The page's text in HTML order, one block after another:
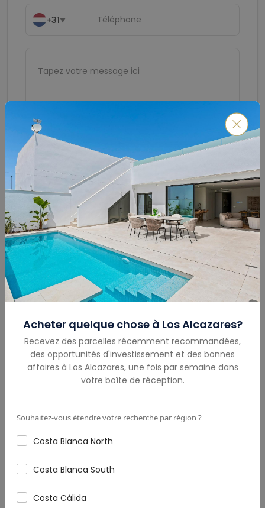
Acheter quelque chose à Los Alcazares?
Recevez des parcelles récemment recommandées,
des opportunités d'investissement et des bonnes
affaires à Los Alcazares, une fois par semaine dans
votre boîte de réception.
Souhaitez-vous étendre votre recherche par région ?
Costa Blanca North
Costa Blanca South
Costa Cálida
+31▼
Soumettre
Calculateur De Prêt Hypothécaire
(€)
Taux D'Intérêt (%)